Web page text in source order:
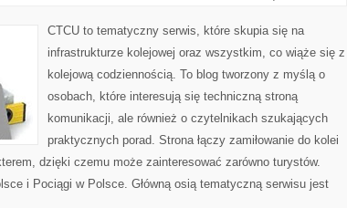
CTCU to tematyczny serwis, które skupia się na
infrastrukturze kolejowej oraz wszystkim, co wiąże się z
kolejową codziennością. To blog tworzony z myślą o
osobach, które interesują się techniczną stroną
komunikacji, ale również o czytelnikach szukających
praktycznych porad. Strona łączy zamiłowanie do kolei
dzięki czemu może zainteresować zarówno turystów.
i Pociągi w Polsce. Główną osią tematyczną serwisu jest